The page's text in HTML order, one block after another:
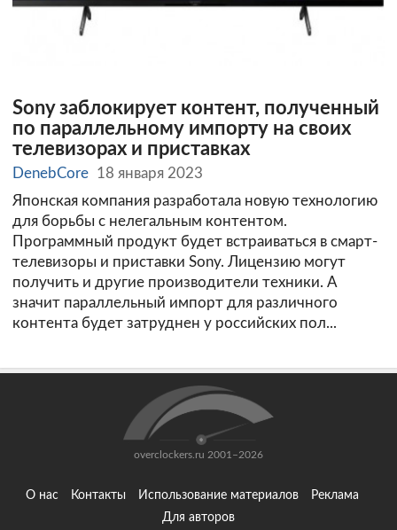
Sony заблокирует контент, полученный
по параллельному импорту на своих
телевизорах и приставках
DenebCore 18 января 2023
Японская компания разработала новую технологию
для борьбы с нелегальным контентом.
Программный продукт будет встраиваться в смарт-
телевизоры и приставки Sony. Лицензию могут
получить и другие производители техники. А
значит параллельный импорт для различного
контента будет затруднен у российских пол...
overclockers.ru 2001–2026
О нас Контакты Использование материалов
Реклама
Для авторов